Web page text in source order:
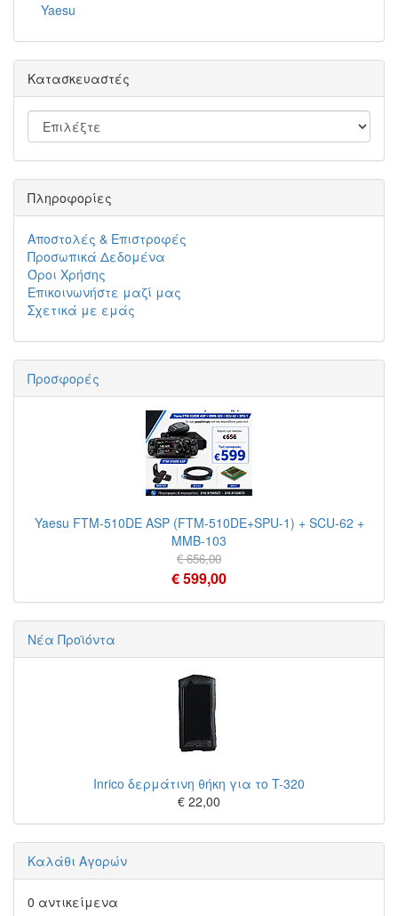
Yaesu
Κατασκευαστές
Πληροφορίες
Αποστολές & Επιστροφές
Προσωπικά Δεδομένα
Όροι Χρήσης
Επικοινωνήστε μαζί μας
Σχετικά με εμάς
Προσφορές
Yaesu FTM-510DE ASP (FTM-510DE+SPU-1) + SCU-62 +
MMB-103
€ 656,00
€ 599,00
Νέα Προϊόντα
Inrico δερμάτινη θήκη για το T-320
€ 22,00
Καλάθι Αγορών
0 αντικείμενα